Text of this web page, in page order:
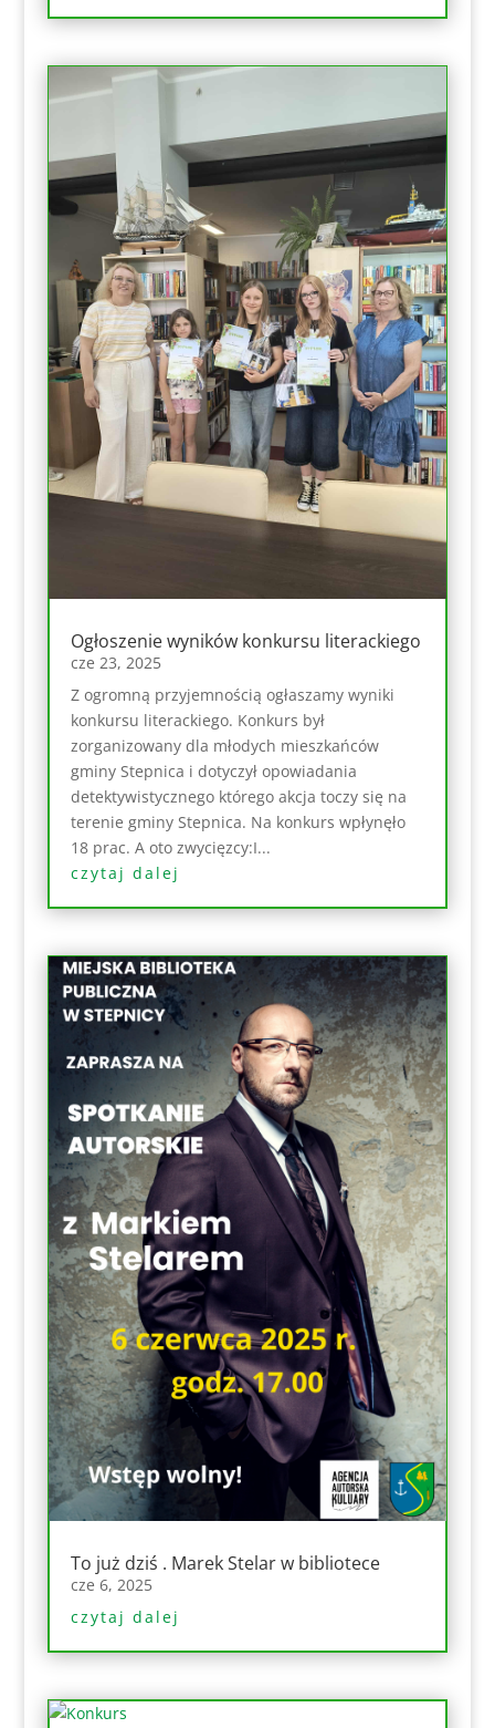
Ogłoszenie wyników konkursu literackiego
cze 23, 2025
Z ogromną przyjemnością ogłaszamy wyniki
konkursu literackiego. Konkurs był
zorganizowany dla młodych mieszkańców
gminy Stepnica i dotyczył opowiadania
detektywistycznego którego akcja toczy się na
terenie gminy Stepnica. Na konkurs wpłynęło
18 prac. A oto zwycięzcy:I...
czytaj dalej
To już dziś . Marek Stelar w bibliotece
cze 6, 2025
czytaj dalej